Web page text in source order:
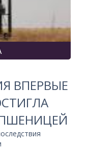
ВПЕРВЫЕ